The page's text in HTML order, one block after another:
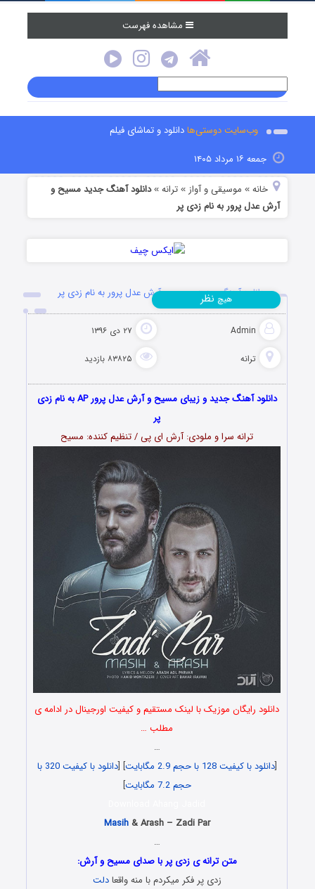
مشاهده فهرست
وب‌سایت دوستی‌هادانلود و تماشای فیلم
جمعه ۱۶ مرداد ۱۴۰۵
خانه » موسیقی و آواز »ترانه »دانلود آهنگ جدید مسیح و
آرش عدل پرور به نام زدی پر
دانلود آهنگ جدید مسیح و آرش عدل پرور به نام زدی پر
Admin ۲۷ دی ۱۳۹۶
ترانه ۸۳۸۲۵ بازدید
هیچ نظر
دانلود آهنگ جدید و زیبای مسیح و آرش عدل پرور AP به نام زدی
پر
ترانه سرا و ملودی: آرش ای پی / تنظیم کننده: مسیح
دانلود رایگان موزیک با لینک مستقیم و کیفیت اورجینال در ادامه ی
مطلب …
…
[دانلود با کیفیت 128 با حجم 2.9 مگابایت ] [
دانلود با کیفیت 320 با
حجم 7.2 مگابایت
]
Masih& Arash – Zadi Par
…
متن ترانه ی زدی پر با صدای مسیح و آرش:
زدی پر فکر میکردم با منه واقعادلت